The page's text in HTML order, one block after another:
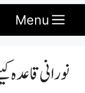
Menu
نورانی قاعدہ